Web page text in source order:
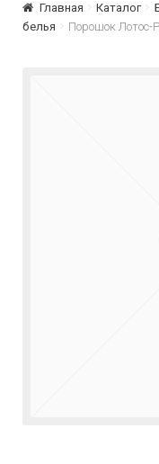
Главная Каталог
белья
Порошок Лотос-